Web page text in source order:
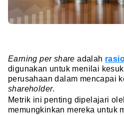
Earning per shareadalah
digunakan untuk menilai
perusahaan dalam mencapai
shareholder.
Metrik ini penting dipelajari
memungkinkan mereka untuk